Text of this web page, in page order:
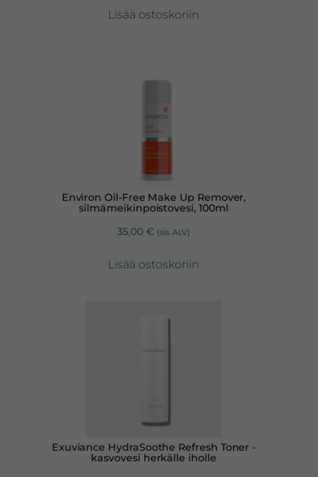
Lisää ostoskoriin
Environ Oil-Free Make Up Remover,
silmämeikinpoistovesi, 100ml
35,00 € (sis. ALV)
Lisää ostoskoriin
Exuviance HydraSoothe Refresh Toner -
kasvovesi herkälle iholle